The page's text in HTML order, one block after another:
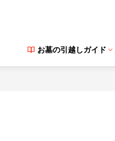
お墓の引越しガイド